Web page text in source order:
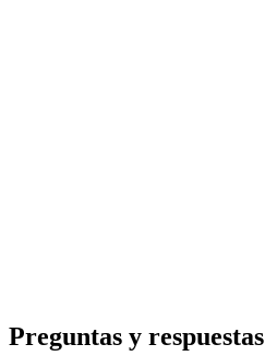
Preguntas y respuestas